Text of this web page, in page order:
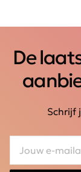
De
Schrijf